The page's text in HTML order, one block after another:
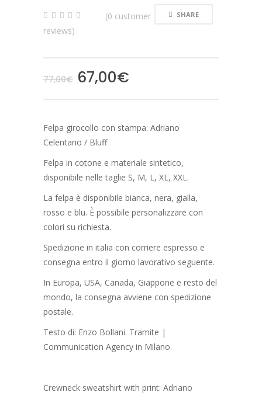
SHARE
out
ratings
(0 customer
reviews)
77,00€ 67,00€
Felpa girocollo con stampa: Adriano
Celentano / Bluff
Felpa in cotone e materiale sintetico,
disponibile nelle taglie S, M, L, XL, XXL.
La felpa è disponibile bianca, nera, gialla,
rosso e blu. È possibile personalizzare con
colori su richiesta.
Spedizione in italia con corriere espresso e
consegna entro il giorno lavorativo seguente.
In Europa, USA, Canada, Giappone e resto del
mondo, la consegna avviene con spedizione
postale.
Testo di: Enzo Bollani. Tramite |
Communication Agency in Milano.
Crewneck sweatshirt with print: Adriano